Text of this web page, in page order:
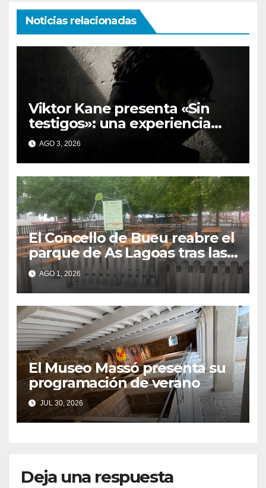
Noticias relacionadas
Viktor Kane presenta «Sin
testigos»: una experiencia
inmersiva que reinventa la
presentación literaria en
Bueu
AGO 3, 2026
El Concello de Bueu reabre el
parque de As Lagoas tras las
quejas vecinales por su cierre
durante el SonRías Baixas
AGO 1, 2026
El Museo Massó presenta su
programación de verano
JUL 30, 2026
Deja una respuesta